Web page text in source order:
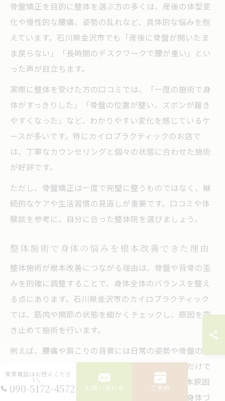
骨盤矯正を目的に整体を選ぶ方の多くは、産後の体型変
化や慢性的な腰痛、姿勢の乱れなど、具体的な悩みを抱
えています。石川県金沢市でも「産後に骨盤が開いたま
ま戻らない」「長時間のデスクワークで腰が重い」とい
った声が目立ちます。
実際に整体を受けた方の口コミでは、「一度の施術で身
体がすっきりした」「骨盤の位置が整い、ズボンが履き
やすくなった」など、わかりやすい変化を感じているケ
ースが多いです。特にカイロプラクティックのお店で
は、丁寧なカウンセリングと個々の状態に合わせた施術
が好評です。
ただし、骨盤矯正は一度で完璧に整うものではなく、継
続的なケアや生活習慣の見直しが重要です。口コミや体
験談を参考に、自分に合った整体院を選びましょう。
整体施術で身体の悩みを根本改善できた理由
整体施術が根本改善につながる理由は、骨盤や背骨の歪
みを的確に調整することで、身体全体のバランスを整え
る点にあります。石川県金沢市のカイロプラクティック
では、筋肉や関節の状態を細かくチェックし、原因を突
き止めて施術を行います。
例えば、腰痛や肩こりの背景には日常の姿勢や骨盤の歪
みが隠れていることが多く、表面的なマッサージだけで
は一時的な改善にとどまりがちです。整体では根本原因
を見極め、骨格から整えることで、再発しにくい身体づ
営業電話はお控えくださ
い。
090-5172-4572 お問い合わせ ご予約